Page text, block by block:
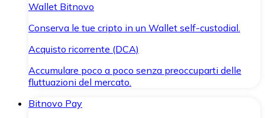
Wallet Bitnovo
Conserva le tue cripto in un Wallet self-custodial.
Acquisto ricorrente (DCA)
Accumulare poco a poco senza preoccuparti delle
fluttuazioni del mercato.
Bitnovo Pay